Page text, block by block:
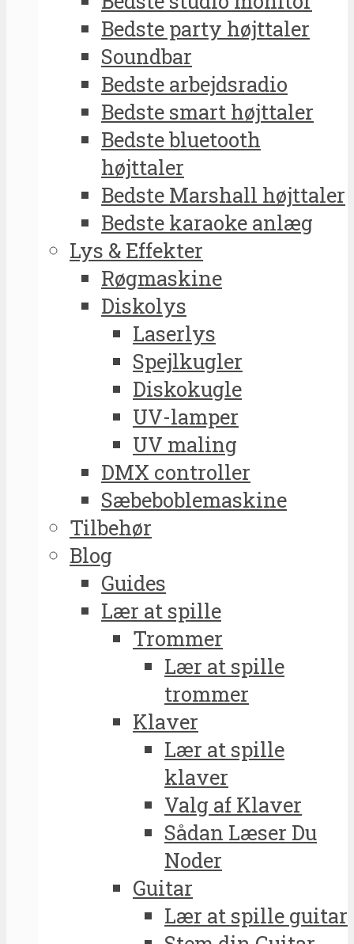
Bedste party højttaler
Soundbar
Bedste arbejdsradio
Bedste smart højttaler
Bedste bluetooth
højttaler
Bedste Marshall højttaler
Bedste karaoke anlæg
Lys & Effekter
Røgmaskine
Diskolys
Laserlys
Spejlkugler
Diskokugle
UV-lamper
UV maling
DMX controller
Sæbeboblemaskine
Tilbehør
Blog
Guides
Lær at spille
Trommer
Lær at spille
trommer
Klaver
Lær at spille
klaver
Valg af Klaver
Sådan Læser Du
Noder
Guitar
Lær at spille guitar